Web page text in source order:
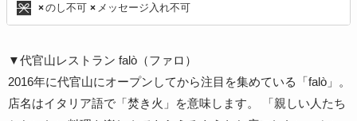
×のし不可 × メッセージ入れ不可
▼代官山レストラン falò（ファロ）
2016年に代官山にオープンしてから注目を集めている「falò」。
店名はイタリア語で「焚き火」を意味します。 「親しい人たち